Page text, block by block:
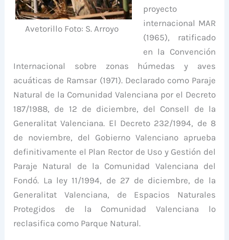
Avetorillo Foto: S. Arroyo
proyecto
internacional MAR
(1965), ratificado
en la Convención
Internacional sobre zonas húmedas y aves
acuáticas de Ramsar (1971). Declarado como Paraje
Natural de la Comunidad Valenciana por el Decreto
187/1988, de 12 de diciembre, del Consell de la
Generalitat Valenciana. El Decreto 232/1994, de 8
de noviembre, del Gobierno Valenciano aprueba
definitivamente el Plan Rector de Uso y Gestión del
Paraje Natural de la Comunidad Valenciana del
Fondó. La ley 11/1994, de 27 de diciembre, de la
Generalitat Valenciana, de Espacios Naturales
Protegidos de la Comunidad Valenciana lo
reclasifica como Parque Natural.